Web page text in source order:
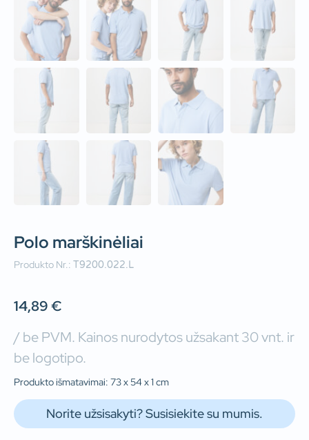
Polo marškinėliai
Produkto Nr.: T9200.022.L
14,89€
/ be PVM. Kainos nurodytos užsakant 30 vnt. ir
be logotipo.
Produkto išmatavimai: 73 x 54 x 1 cm
Norite užsisakyti? Susisiekite su mumis.